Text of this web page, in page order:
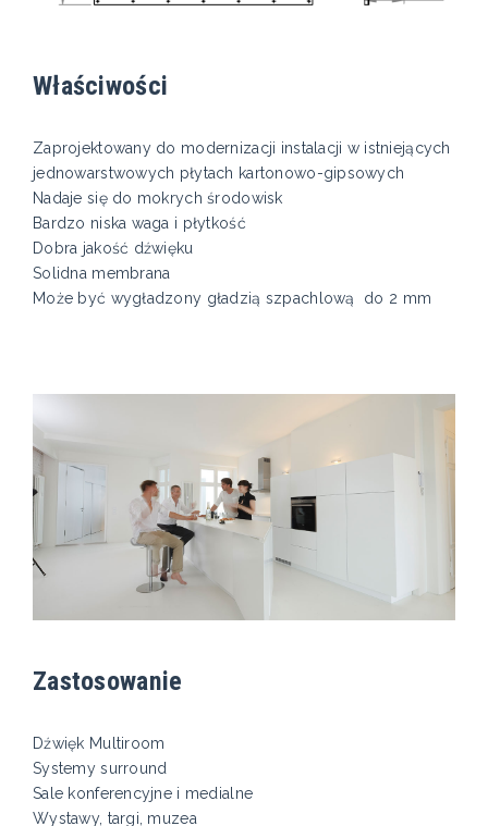
Właściwości
Zaprojektowany do modernizacji instalacji w istniejących
jednowarstwowych płytach kartonowo-gipsowych
Nadaje się do mokrych środowisk
Bardzo niska waga i płytkość
Dobra jakość dźwięku
Solidna membrana
Może być wygładzony gładzią szpachlową do 2 mm
Zastosowanie
Dźwięk Multiroom
Systemy surround
Sale konferencyjne i medialne
Wystawy, targi, muzea